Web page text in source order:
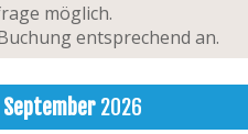
möglich.
entsprechend an.
September 2026